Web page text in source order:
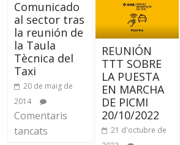
Comunicado
al sector tras
la reunión de
la Taula
Tècnica del
Taxi
20 de maig de
2014
Comentaris
tancats
REUNIÓN
TTT SOBRE
LA PUESTA
EN MARCHA
DE PICMI
20/10/2022
21 d'octubre de